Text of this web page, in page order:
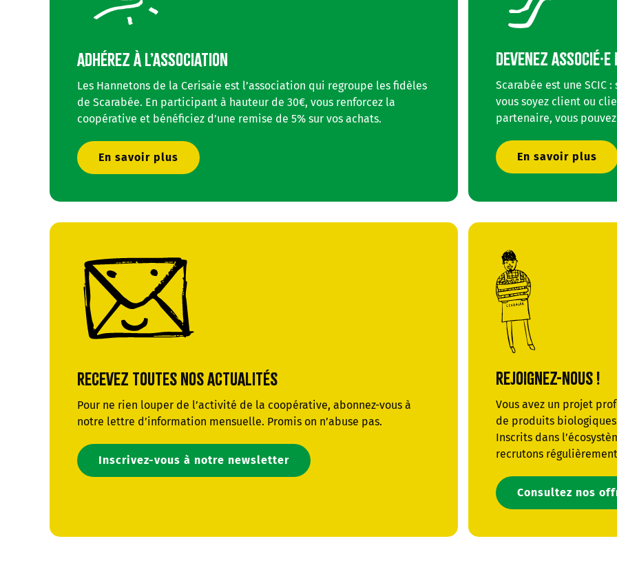
ADHÉREZ À L’ASSOCIATION
Les Hannetons de la Cerisaie est l’association qui regroupe les fidèles
de Scarabée. En participant à hauteur de 30€, vous renforcez la
coopérative et bénéficiez d’une remise de 5% sur vos achats.
En savoir plus
DEVENEZ
Scarabée est une SCIC
vous soyez client ou
partenaire, vous
En savoir plus
RECEVEZ TOUTES NOS ACTUALITÉS
Pour ne rien louper de l’activité de la coopérative, abonnez-vous à
notre lettre d’information mensuelle. Promis on n’abuse pas.
Inscrivez-vous à notre newsletter
REJOIGNEZ-NOUS !
Vous avez un projet
de produits
Inscrits dans
recrutons
Consultez nos